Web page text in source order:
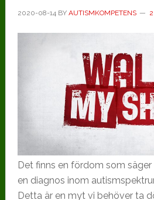
2020-08-14 BY AUTISMKOMPETENS
Det finns en fördom som
en diagnos inom
Detta är en myt vi behöver ta